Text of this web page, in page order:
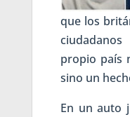
que los
propio país
sino un
En un auto